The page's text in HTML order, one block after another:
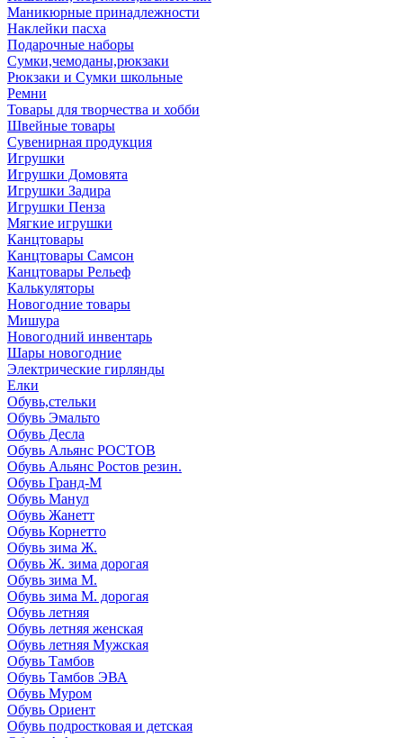
Маникюрные принадлежности
Наклейки пасха
Подарочные наборы
Сумки,чемоданы,рюкзаки
Рюкзаки и Сумки школьные
Ремни
Товары для творчества и хобби
Швейные товары
Сувенирная продукция
Игрушки
Игрушки Домовята
Игрушки Задира
Игрушки Пенза
Мягкие игрушки
Канцтовары
Канцтовары Самсон
Канцтовары Рельеф
Калькуляторы
Новогодние товары
Мишура
Новогодний инвентарь
Шары новогодние
Электрические гирлянды
Елки
Обувь,стельки
Обувь Эмальто
Обувь Десла
Обувь Альянс РОСТОВ
Обувь Альянс Ростов резин.
Обувь Гранд-М
Обувь Манул
Обувь Жанетт
Обувь Корнетто
Обувь зима Ж.
Обувь Ж. зима дорогая
Обувь зима М.
Обувь зима М. дорогая
Обувь летняя
Обувь летняя женская
Обувь летняя Мужская
Обувь Тамбов
Обувь Тамбов ЭВА
Обувь Муром
Обувь Ориент
Обувь подростковая и детская